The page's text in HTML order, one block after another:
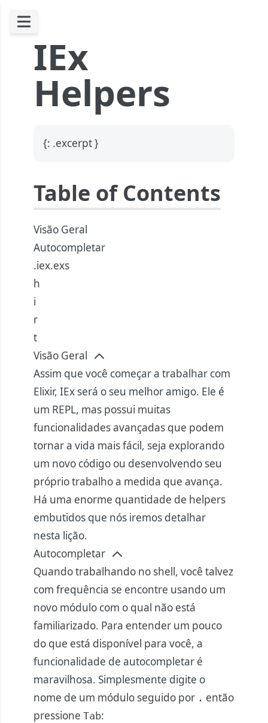
IEx
Helpers
{: .excerpt }
Table of Contents
Visão Geral
Autocompletar
.iex.exs
h
i
r
t
Visão Geral
Assim que você começar a trabalhar com
Elixir, IEx será o seu melhor amigo. Ele é
um REPL, mas possui muitas
funcionalidades avançadas que podem
tornar a vida mais fácil, seja explorando
um novo código ou desenvolvendo seu
próprio trabalho a medida que avança.
Há uma enorme quantidade de helpers
embutidos que nós iremos detalhar
nesta lição.
Autocompletar
Quando trabalhando no shell, você talvez
com frequência se encontre usando um
novo módulo com o qual não está
familiarizado. Para entender um pouco
do que está disponível para você, a
funcionalidade de autocompletar é
maravilhosa. Simplesmente digite o
nome de um módulo seguido por . então
pressione Tab: